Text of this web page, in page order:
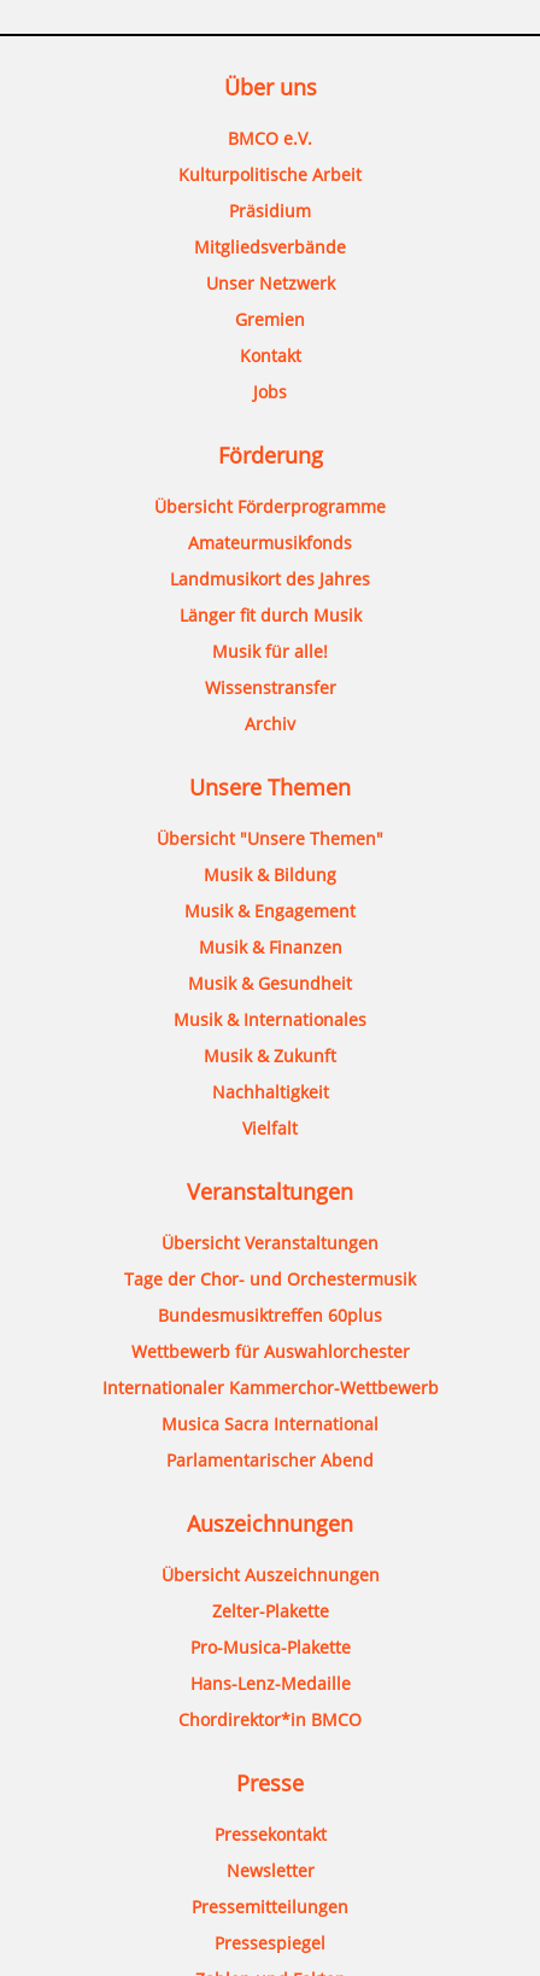
Über uns
BMCO e.V.
Kulturpolitische Arbeit
Präsidium
Mitgliedsverbände
Unser Netzwerk
Gremien
Kontakt
Jobs
Förderung
Übersicht Förderprogramme
Amateurmusikfonds
Landmusikort des Jahres
Länger fit durch Musik
Musik für alle!
Wissenstransfer
Archiv
Unsere Themen
Übersicht "Unsere Themen"
Musik & Bildung
Musik & Engagement
Musik & Finanzen
Musik & Gesundheit
Musik & Internationales
Musik & Zukunft
Nachhaltigkeit
Vielfalt
Veranstaltungen
Übersicht Veranstaltungen
Tage der Chor- und Orchestermusik
Bundesmusiktreffen 60plus
Wettbewerb für Auswahlorchester
Internationaler Kammerchor-Wettbewerb
Musica Sacra International
Parlamentarischer Abend
Auszeichnungen
Übersicht Auszeichnungen
Zelter-Plakette
Pro-Musica-Plakette
Hans-Lenz-Medaille
Chordirektor*in BMCO
Presse
Pressekontakt
Newsletter
Pressemitteilungen
Pressespiegel